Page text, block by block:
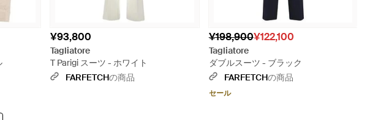
¥93,800
Tagliatore
T Parigi スーツ - ホワイト
FARFETCHの商品
¥198,900¥122,100
Tagliatore
ダブルスーツ - ブラック
FARFETCHの商品
セール